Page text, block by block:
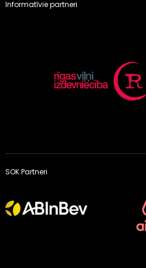
Informatīvie partneri
SOK Partneri